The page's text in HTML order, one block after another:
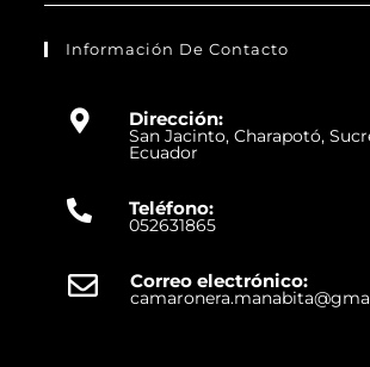
Información De Contacto
Dirección:
San Jacinto, Charapotó,
Ecuador
Teléfono:
052631865
Correo electrónico: